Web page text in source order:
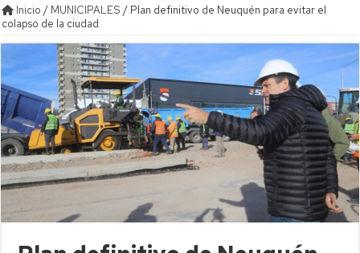
Inicio / MUNICIPALES / Plan definitivo de Neuquén para evitar el
colapso de la ciudad